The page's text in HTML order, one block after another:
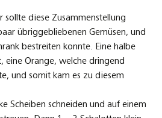
sollte diese Zusammenstellung
übriggebliebenen Gemüsen, und
bestreiten konnte. Eine halbe
eine Orange, welche dringend
und somit kam es zu diesem
Scheiben schneiden und auf einem